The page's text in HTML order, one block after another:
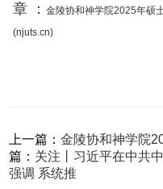
章 ：金陵协和神学院2025年硕
(njuts.cn)
上一篇：金陵协和神学院
篇： 关注丨习近平在中共
强调 系统推